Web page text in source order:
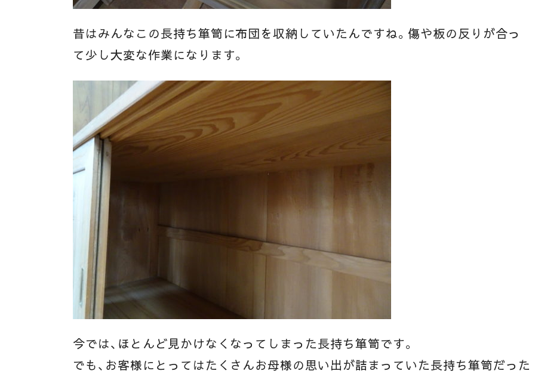
昔はみんなこの長持ち箪笥に布団を収納していたんですね。傷や板の反りが合っ
て少し大変な作業になります。
今では、ほとんど見かけなくなってしまった長持ち箪笥です。
でも、お客様にとってはたくさんお母様の思い出が詰まっていた長持ち箪笥だった